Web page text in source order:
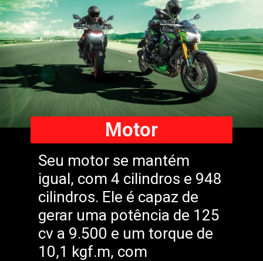
Seu motor se mantém
igual, com 4 cilindros e 948
cilindros. Ele é capaz de
gerar uma potência de 125
cv a 9.500 e um torque de
10,1 kgf.m, com
Motor